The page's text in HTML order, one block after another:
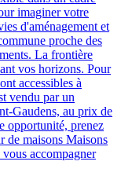
imaginer votre
d'aménagement et
proche des
La frontière
vos horizons. Pour
accessibles à
vendu par un
Gaudens, au prix de
opportunité, prenez
de maisons Maisons
accompagner